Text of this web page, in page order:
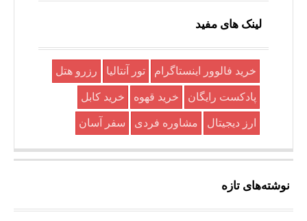
لینک های مفید
خرید فالوور اینستاگرام تور آنتالیا رزرو هتل
پادکست رایگان خرید قهوه خرید کابل
ارز دیجیتال مشاوره فردی سفر آسان
نوشته‌های تازه